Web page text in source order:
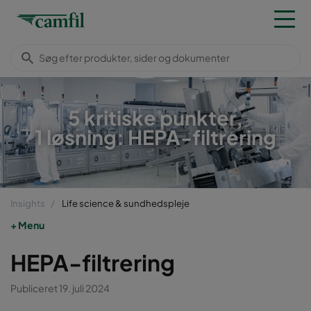
5 kritiske punkter,
1 løsning: HEPA-filtrering
Insights Life science & sundhedspleje
Menu
HEPA-filtrering
Publiceret 19. juli 2024